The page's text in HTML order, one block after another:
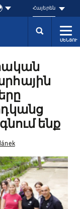
Հայերեն
ՄԵՆՅՈՒ
ենք